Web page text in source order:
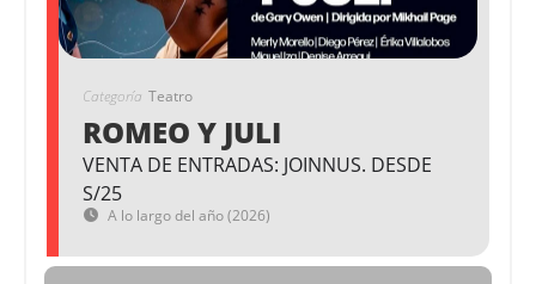
Categoría Teatro
ROMEO Y JULI
VENTA DE ENTRADAS: JOINNUS. DESDE
S/25
A lo largo del año (2026)